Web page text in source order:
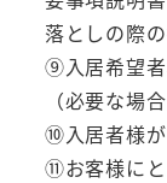
落としの際
⑨ 入居希望
（必要な場合
⑩入居者様が
⑪お客様にと